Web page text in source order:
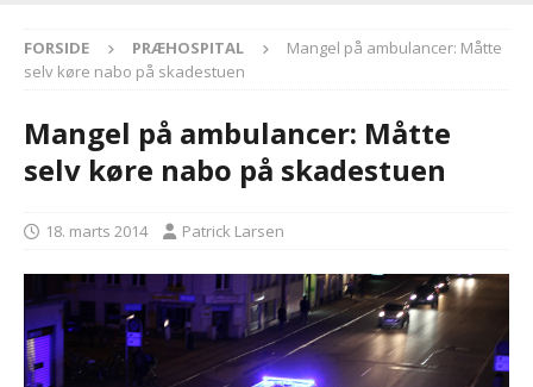
FORSIDE PRÆHOSPITAL
Mangel på ambulancer: Måtte
selv køre nabo på skadestuen
Mangel på ambulancer: Måtte
selv køre nabo på skadestuen
18. marts 2014 Patrick Larsen